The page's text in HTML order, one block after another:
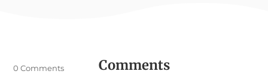
Comments
0 Comments